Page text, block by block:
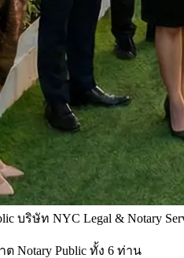
บริษัท NYC Legal & Notary
Notary Public ทั้ง 6 ท่าน